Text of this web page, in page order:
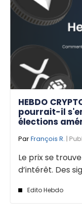
HEBDO
pourrait-il
élections
ParFrançois R. |
Le prix se
d’intérêt. Des
Edito Hebdo